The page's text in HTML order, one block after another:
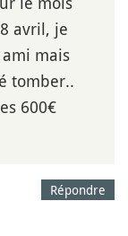
avril, je
mais
tomber..
600€
Répondre